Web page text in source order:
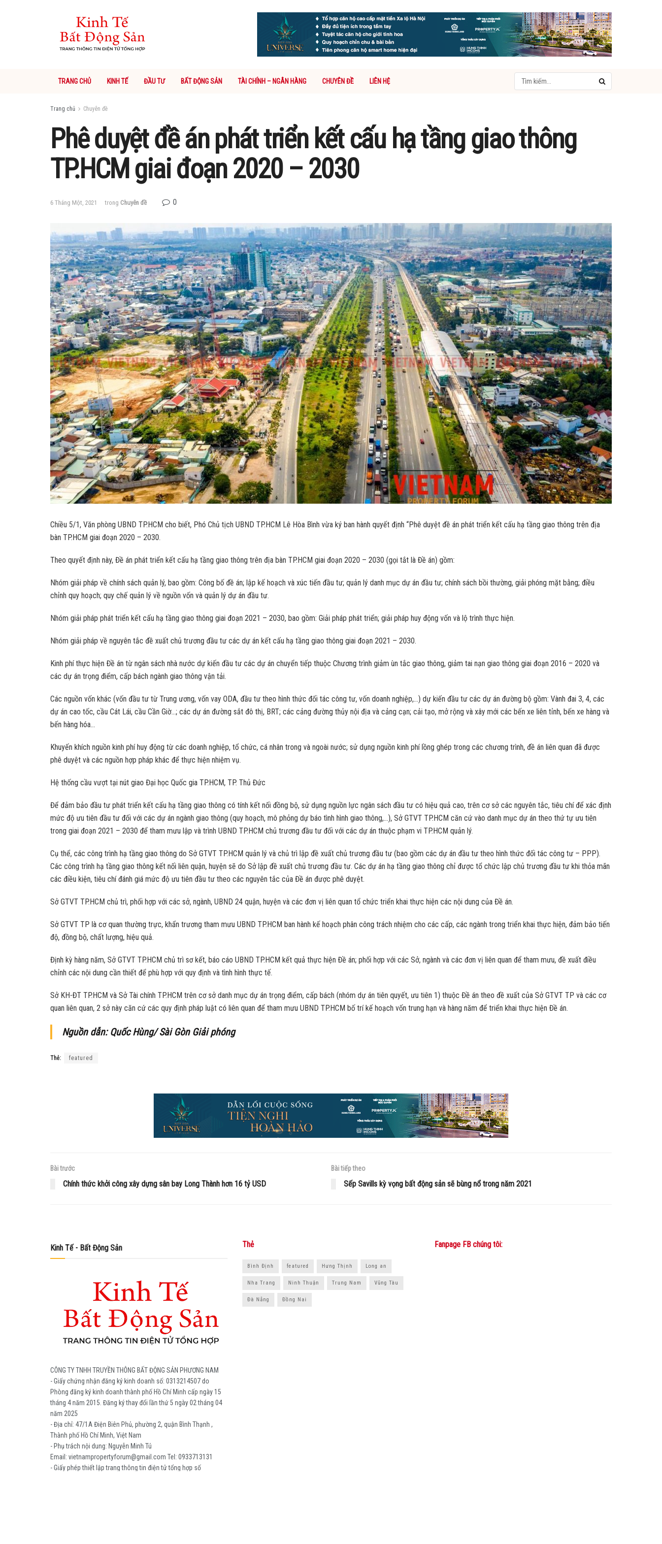
TRANG CHỦ KINH TẾ ĐẦU TƯ BẤT ĐỘNG SẢN TÀI CHÍNH – NGÂN HÀNG CHUYÊN ĐỀ LIÊN HỆ
Trang chủ Chuyên đề
Phê duyệt đề án phát triển kết cấu hạ tầng giao thông​
TP.HCM giai đoạn 2020 – 2030
6 Tháng Một, 2021 trong Chuyên đề 0
Chiều 5/1, Văn phòng UBND TP.HCM cho biết, Phó Chủ tịch UBND TP.HCM Lê Hòa Bình vừa ký ban hành quyết định “Phê duyệt đề án phát triển kết cấu hạ tầng giao thông trên địa
bàn TP.HCM giai đoạn 2020 – 2030.
Theo quyết định này, Đề án phát triển kết cấu hạ tầng giao thông trên địa bàn TP.HCM giai đoạn 2020 – 2030 (gọi tắt là Đề án) gồm:
Nhóm giải pháp về chính sách quản lý, bao gồm: Công bố đề án; lập kế hoạch và xúc tiến đầu tư; quản lý danh mục dự án đầu tư; chính sách bồi thường, giải phóng mặt bằng; điều
chỉnh quy hoạch; quy chế quản lý về nguồn vốn và quản lý dự án đầu tư.
Nhóm giải pháp phát triển kết cấu hạ tầng giao thông giai đoạn 2021 – 2030, bao gồm: Giải pháp phát triển; giải pháp huy động vốn và lộ trình thực hiện.
Nhóm giải pháp về nguyên tắc đề xuất chủ trương đầu tư các dự án kết cấu hạ tầng giao thông giai đoạn 2021 – 2030.
Kinh phí thực hiện Đề án từ ngân sách nhà nước dự kiến đầu tư các dự án chuyển tiếp thuộc Chương trình giảm ùn tắc giao thông, giảm tai nạn giao thông giai đoạn 2016 – 2020 và
các dự án trọng điểm, cấp bách ngành giao thông vận tải.
Các nguồn vốn khác (vốn đầu tư từ Trung ương, vốn vay ODA, đầu tư theo hình thức đối tác công tư, vốn doanh nghiệp,…) dự kiến đầu tư các dự án đường bộ gồm: Vành đai 3, 4, các
dự án cao tốc, cầu Cát Lái, cầu Cần Giờ…; các dự án đường sắt đô thị, BRT; các cảng đường thủy nội địa và cảng cạn; cải tạo, mở rộng và xây mới các bến xe liên tỉnh, bến xe hàng và
bến hàng hóa…
Khuyến khích nguồn kinh phí huy động từ các doanh nghiệp, tổ chức, cá nhân trong và ngoài nước; sử dụng nguồn kinh phí lồng ghép trong các chương trình, đề án liên quan đã được
phê duyệt và các nguồn hợp pháp khác để thực hiện nhiệm vụ.
Hệ thống cầu vượt tại nút giao Đại học Quốc gia TP.HCM, TP. Thủ Đức
Để đảm bảo đầu tư phát triển kết cấu hạ tầng giao thông có tính kết nối đồng bộ, sử dụng nguồn lực ngân sách đầu tư có hiệu quả cao, trên cơ sở các nguyên tắc, tiêu chí để xác định
mức độ ưu tiên đầu tư đối với các dự án ngành giao thông (quy hoạch, mô phỏng dự báo tình hình giao thông,…), Sở GTVT TP.HCM căn cứ vào danh mục dự án theo thứ tự ưu tiên
trong giai đoạn 2021 – 2030 để tham mưu lập và trình UBND TP.HCM chủ trương đầu tư đối với các dự án thuộc phạm vi TP.HCM quản lý.
Cụ thể, các công trình hạ tầng giao thông do Sở GTVT TP.HCM quản lý và chủ trì lập đề xuất chủ trương đầu tư (bao gồm các dự án đầu tư theo hình thức đối tác công tư – PPP).
Các công trình hạ tầng giao thông kết nối liên quận, huyện sẽ do Sở lập đề xuất chủ trương đầu tư. Các dự án hạ tầng giao thông chỉ được tổ chức lập chủ trương đầu tư khi thỏa mãn
các điều kiện, tiêu chí đánh giá mức độ ưu tiên đầu tư theo các nguyên tắc của Đề án được phê duyệt.
Sở GTVT TP.HCM chủ trì, phối hợp với các sở, ngành, UBND 24 quận, huyện và các đơn vị liên quan tổ chức triển khai thực hiện các nội dung của Đề án.
Sở GTVT TP là cơ quan thường trực, khẩn trương tham mưu UBND TP.HCM ban hành kế hoạch phân công trách nhiệm cho các cấp, các ngành trong triển khai thực hiện, đảm bảo tiến
độ, đồng bộ, chất lượng, hiệu quả.
Định kỳ hàng năm, Sở GTVT TP.HCM chủ trì sơ kết, báo cáo UBND TP.HCM kết quả thực hiện Đề án; phối hợp với các Sở, ngành và các đơn vị liên quan để tham mưu, đề xuất điều
chỉnh các nội dung cần thiết để phù hợp với quy định và tình hình thực tế.
Sở KH-ĐT TP.HCM và Sở Tài chính TP.HCM trên cơ sở danh mục dự án trọng điểm, cấp bách (nhóm dự án tiên quyết, ưu tiên 1) thuộc Đề án theo đề xuất của Sở GTVT TP và các cơ
quan liên quan, 2 sở này căn cứ các quy định pháp luật có liên quan để tham mưu UBND TP.HCM bố trí kế hoạch vốn trung hạn và hàng năm để triển khai thực hiện Đề án.
Nguồn dẫn: Quốc Hùng/ Sài Gòn Giải phóng
Thẻ: featured
Bài trước
Chính thức khởi công xây dựng sân bay Long Thành hơn 16 tỷ USD
Bài tiếp theo
Sếp Savills kỳ vọng bất động sản sẽ bùng nổ trong năm 2021
Kinh Tế - Bất Động Sản
CÔNG TY TNHH TRUYỀN THÔNG BẤT ĐỘNG SẢN PHƯƠNG NAM
- Giấy chứng nhận đăng ký kinh doanh số: 0313214507 do
Phòng đăng ký kinh doanh thành phố Hồ Chí Minh cấp ngày 15
tháng 4 năm 2015. Đăng ký thay đổi lần thứ 5 ngày 02 tháng 04
năm 2025
- Địa chỉ: 47/1A Điện Biên Phủ, phường 2, quận Bình Thạnh ,
Thành phố Hồ Chí Minh, Việt Nam
- Phụ trách nội dung: Nguyễn Minh Tú
Email: vietnampropertyforum@gmail.com Tel: ‭0933713131
- Giấy phép thiết lập trang thông tin điện tử tổng hợp số
Thẻ
Bình Định featured Hưng Thịnh Long an
Nha Trang Ninh Thuận Trung Nam Vũng Tàu
Đà Nẵng Đồng Nai
Fanpage FB chúng tôi: